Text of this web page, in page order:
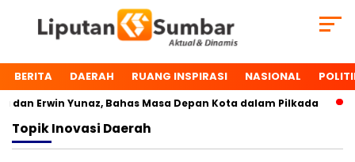
BERITA DAERAH RUANG INSPIRASI NASIONAL
Erwin Yunaz, Bahas Masa Depan Kota dalam Pilkada
TopikInovasi Daerah